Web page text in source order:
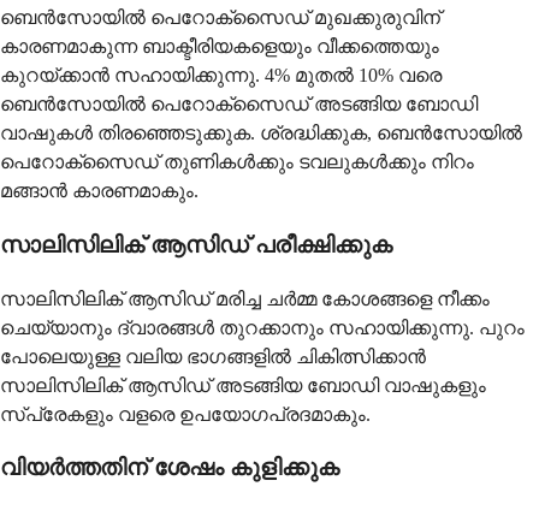
ബെൻസോയിൽ പെറോക്സൈഡ് മുഖക്കുരുവിന്
കാരണമാകുന്ന ബാക്ടീരിയകളെയും വീക്കത്തെയും
കുറയ്ക്കാൻ സഹായിക്കുന്നു. 4% മുതൽ 10% വരെ
ബെൻസോയിൽ പെറോക്സൈഡ് അടങ്ങിയ ബോഡി
വാഷുകൾ തിരഞ്ഞെടുക്കുക. ശ്രദ്ധിക്കുക, ബെൻസോയിൽ
പെറോക്സൈഡ് തുണികൾക്കും ടവലുകൾക്കും നിറം
മങ്ങാൻ കാരണമാകും.
സാലിസിലിക് ആസിഡ് പരീക്ഷിക്കുക
സാലിസിലിക് ആസിഡ് മരിച്ച ചർമ്മ കോശങ്ങളെ നീക്കം
ചെയ്യാനും ദ്വാരങ്ങൾ തുറക്കാനും സഹായിക്കുന്നു. പുറം
പോലെയുള്ള വലിയ ഭാഗങ്ങളിൽ ചികിത്സിക്കാൻ
സാലിസിലിക് ആസിഡ് അടങ്ങിയ ബോഡി വാഷുകളും
സ്പ്രേകളും വളരെ ഉപയോഗപ്രദമാകും.
വിയർത്തതിന് ശേഷം കുളിക്കുക